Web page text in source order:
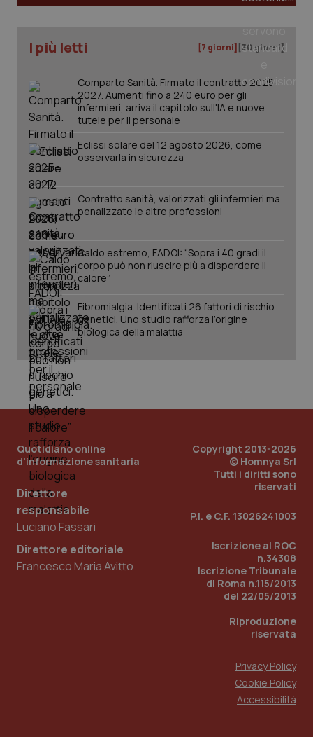
I più letti [7 giorni] [30 giorni]
Comparto Sanità. Firmato il contratto 2025-
2027. Aumenti fino a 240 euro per gli
infermieri, arriva il capitolo sull'IA e nuove
tutele per il personale
Eclissi solare del 12 agosto 2026, come
osservarla in sicurezza
Contratto sanità, valorizzati gli infermieri ma
penalizzate le altre professioni
Caldo estremo, FADOI: “Sopra i 40 gradi il
corpo può non riuscire più a disperdere il
calore”
Fibromialgia. Identificati 26 fattori di rischio
genetici. Uno studio rafforza l’origine
biologica della malattia
Quotidiano online
d'informazione sanitaria
Direttore
responsabile
Luciano Fassari
Direttore editoriale
Francesco Maria Avitto
Copyright 2013-2026
© Homnya Srl
Tutti i diritti sono
riservati
P.I. e C.F. 13026241003
Iscrizione al ROC
n.34308
Iscrizione Tribunale
di Roma n.115/2013
del 22/05/2013
Riproduzione
riservata
Privacy Policy
Cookie Policy
Accessibilità
_ga
Google LLC
.quotidianosanita.it
PHPSESSID
PHP.net
www.quotidianosanita.it
.quotidianosanita.it
1